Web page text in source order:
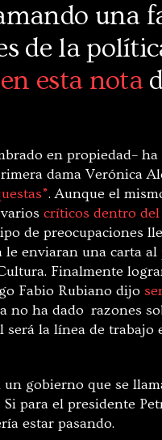
una
de la
en esta nota
en propiedad–
dama Verónica
. Aunque el
críticos dentro
de preocupaciones
le enviaran una carta
Finalmente
Fabio Rubiano dijo
no ha dado razones
la línea de trabajo
gobierno que se
para el presidente
estar pasando.